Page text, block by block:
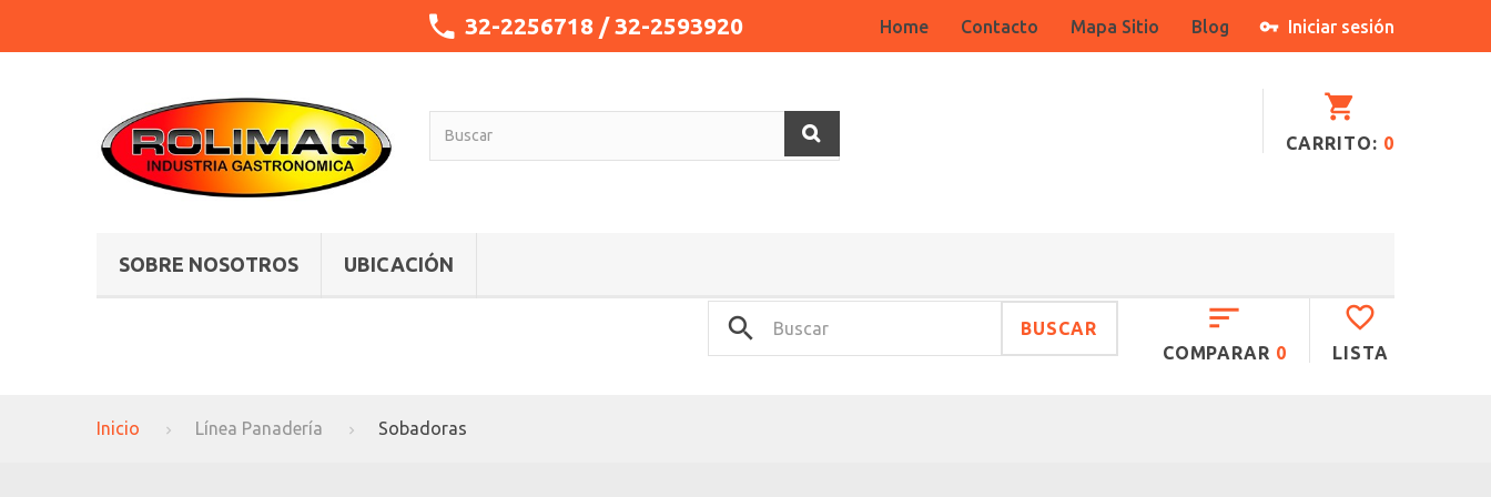
Iniciar sesión
Home Contacto Mapa Sitio Blog
32-2256718 / 32-2593920
CARRITO: 0
SOBRE NOSOTROS UBICACIÓN
COMPARAR 0 LISTA
BUSCAR
Inicio Línea Panadería Sobadoras